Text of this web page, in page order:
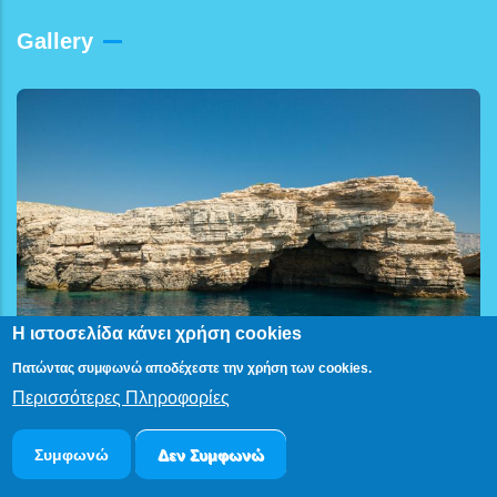
Gallery
Η ιστοσελίδα κάνει χρήση cookies
Πατώντας συμφωνώ αποδέχεστε την χρήση των cookies.
Περισσότερες Πληροφορίες
Συμφωνώ Δεν Συμφωνώ